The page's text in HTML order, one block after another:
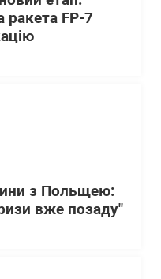
ракета FP-7
з Польщею:
вже позаду"